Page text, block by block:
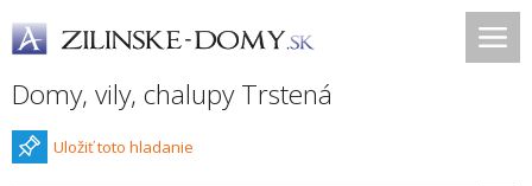
Domy, vily, chalupy Trstená
Uložiť toto hladanie